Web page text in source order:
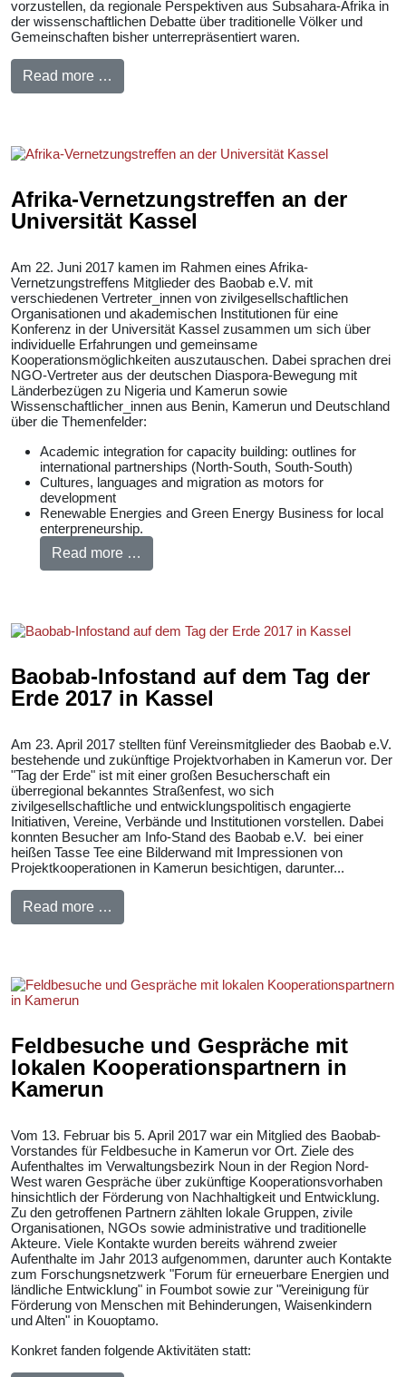
vorzustellen, da regionale Perspektiven aus Subsahara-Afrika in
der wissenschaftlichen Debatte über traditionelle Völker und
Gemeinschaften bisher unterrepräsentiert waren.
Read more …
Afrika-Vernetzungstreffen an der
Universität Kassel
Am 22. Juni 2017 kamen im Rahmen eines Afrika-
Vernetzungstreffens Mitglieder des Baobab e.V. mit
verschiedenen Vertreter_innen von zivilgesellschaftlichen
Organisationen und akademischen Institutionen für eine
Konferenz in der Universität Kassel zusammen um sich über
individuelle Erfahrungen und gemeinsame
Kooperationsmöglichkeiten auszutauschen. Dabei sprachen drei
NGO-Vertreter aus der deutschen Diaspora-Bewegung mit
Länderbezügen zu Nigeria und Kamerun sowie
Wissenschaftlicher_innen aus Benin, Kamerun und Deutschland
über die Themenfelder:
Academic integration for capacity building: outlines for
international partnerships (North-South, South-South)
Cultures, languages and migration as motors for
development
Renewable Energies and Green Energy Business for local
enterpreneurship.
Read more …
Baobab-Infostand auf dem Tag der
Erde 2017 in Kassel
Am 23. April 2017 stellten fünf Vereinsmitglieder des Baobab e.V.
bestehende und zukünftige Projektvorhaben in Kamerun vor. Der
"Tag der Erde" ist mit einer großen Besucherschaft ein
überregional bekanntes Straßenfest, wo sich
zivilgesellschaftliche und entwicklungspolitisch engagierte
Initiativen, Vereine, Verbände und Institutionen vorstellen. Dabei
konnten Besucher am Info-Stand des Baobab e.V. bei einer
heißen Tasse Tee eine Bilderwand mit Impressionen von
Projektkooperationen in Kamerun besichtigen, darunter...
Read more …
Feldbesuche und Gespräche mit
lokalen Kooperationspartnern in
Kamerun
Vom 13. Februar bis 5. April 2017 war ein Mitglied des Baobab-
Vorstandes für Feldbesuche in Kamerun vor Ort. Ziele des
Aufenthaltes im Verwaltungsbezirk Noun in der Region Nord-
West waren Gespräche über zukünftige Kooperationsvorhaben
hinsichtlich der Förderung von Nachhaltigkeit und Entwicklung.
Zu den getroffenen Partnern zählten lokale Gruppen, zivile
Organisationen, NGOs sowie administrative und traditionelle
Akteure. Viele Kontakte wurden bereits während zweier
Aufenthalte im Jahr 2013 aufgenommen, darunter auch Kontakte
zum Forschungsnetzwerk "Forum für erneuerbare Energien und
ländliche Entwicklung" in Foumbot sowie zur "Vereinigung für
Förderung von Menschen mit Behinderungen, Waisenkindern
und Alten" in Kouoptamo.
Konkret fanden folgende Aktivitäten statt: